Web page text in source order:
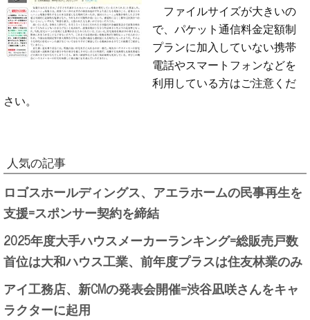
ファイルサイズが大きいの
で、パケット通信料金定額制
プランに加入していない携帯
電話やスマートフォンなどを
利用している方はご注意くだ
さい。
人気の記事
ロゴスホールディングス、アエラホームの民事再生を
支援=スポンサー契約を締結
2025年度大手ハウスメーカーランキング=総販売戸数
首位は大和ハウス工業、前年度プラスは住友林業のみ
アイ工務店、新CMの発表会開催=渋谷凪咲さんをキャ
ラクターに起用